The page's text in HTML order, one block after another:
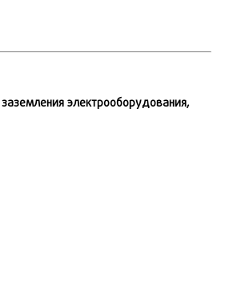
электрооборудования,